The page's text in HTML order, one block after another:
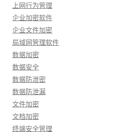
上网行为管理
企业加密软件
企业文件加密
局域网管理软件
数据加密
数据安全
数据防泄密
数据防泄漏
文件加密
文档加密
终端安全管理